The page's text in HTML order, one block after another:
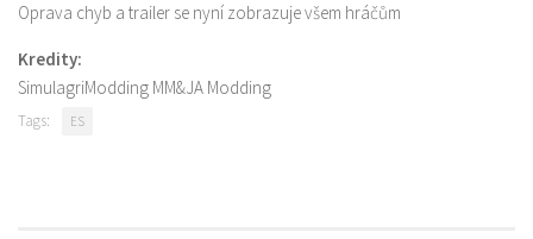
Oprava chyb a trailer se nyní zobrazuje všem hráčům
Kredity:
SimulagriModding MM&JA Modding
Tags: ES